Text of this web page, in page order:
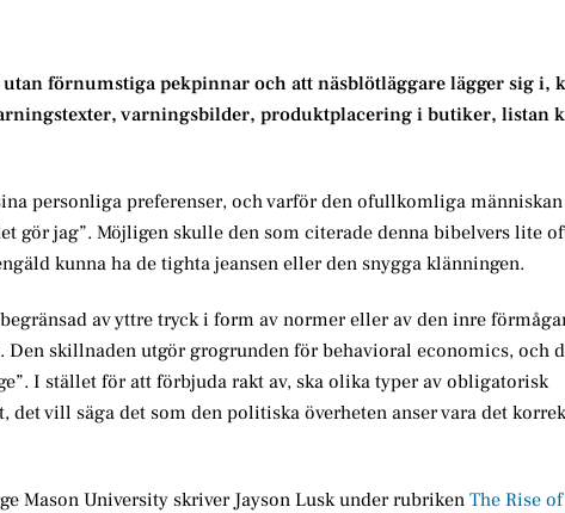
förnumstiga pekpinnar och att näsblötläggare lägger sig i,
varningsbilder, produktplacering i butiker, listan
personliga preferenser, och varför den ofullkomliga
gör jag”. Möjligen skulle den som citerade denna bibelvers lite
kunna ha de tighta jeansen eller den snygga klänningen.
av yttre tryck i form av normer eller av den inre
skillnaden utgör grogrunden för behavioral economics, och
I stället för att förbjuda rakt av, ska olika typer av obligatorisk
vill säga det som den politiska överheten anser vara det
Mason University skriver Jayson Lusk under rubriken The Rise of